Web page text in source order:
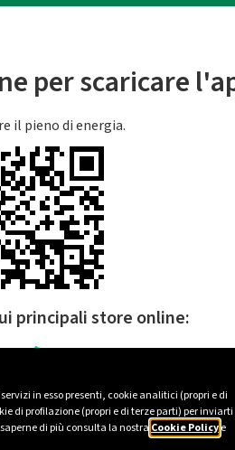
in esso presenti, cookie analitici (propri e di
di profilazione (propri e di terze parti) per inviarti
di più consulta la nostra Cookie Policye
per scaricare
il pieno di energia.
principali store online: